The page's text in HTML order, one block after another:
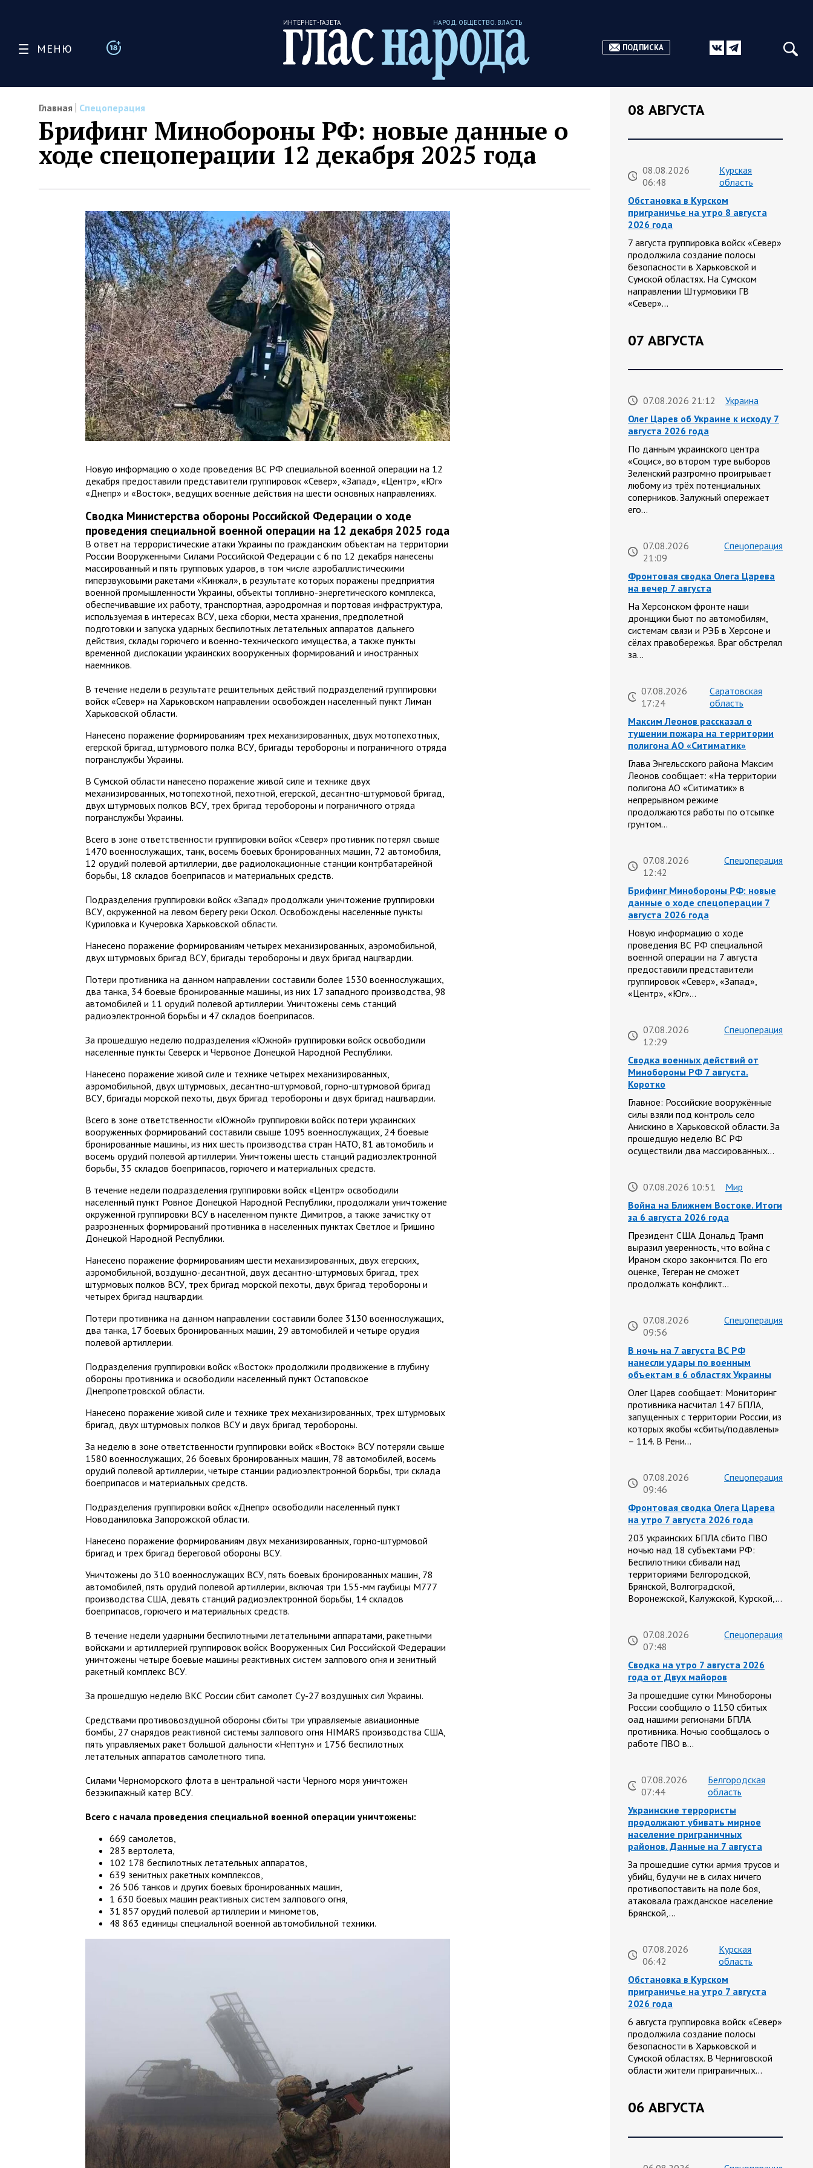
МЕНЮ
ИНТЕРНЕТ-ГАЗЕТА НАРОД. ОБЩЕСТВО. ВЛАСТЬ
ПОДПИСКА
Главная Спецоперация
Брифинг Минобороны РФ: новые данные о
ходе спецоперации 12 декабря 2025 года
Новую информацию о ходе проведения ВС РФ специальной военной операции на 12
декабря предоставили представители группировок «Север», «Запад», «Центр», «Юг»
«Днепр» и «Восток», ведущих военные действия на шести основных направлениях.
Сводка Министерства обороны Российской Федерации о ходе
проведения специальной военной операции на 12 декабря 2025 года
В ответ на террористические атаки Украины по гражданским объектам на территории
России Вооруженными Силами Российской Федерации с 6 по 12 декабря нанесены
массированный и пять групповых ударов, в том числе аэробаллистическими
гиперзвуковыми ракетами «Кинжал», в результате которых поражены предприятия
военной промышленности Украины, объекты топливно-энергетического комплекса,
обеспечивавшие их работу, транспортная, аэродромная и портовая инфраструктура,
используемая в интересах ВСУ, цеха сборки, места хранения, предполетной
подготовки и запуска ударных беспилотных летательных аппаратов дальнего
действия, склады горючего и военно-технического имущества, а также пункты
временной дислокации украинских вооруженных формирований и иностранных
наемников.
В течение недели в результате решительных действий подразделений группировки
войск «Север» на Харьковском направлении освобожден населенный пункт Лиман
Харьковской области.
Нанесено поражение формированиям трех механизированных, двух мотопехотных,
егерской бригад, штурмового полка ВСУ, бригады теробороны и пограничного отряда
погранслужбы Украины.
В Сумской области нанесено поражение живой силе и технике двух
механизированных, мотопехотной, пехотной, егерской, десантно-штурмовой бригад,
двух штурмовых полков ВСУ, трех бригад теробороны и пограничного отряда
погранслужбы Украины.
Всего в зоне ответственности группировки войск «Север» противник потерял свыше
1470 военнослужащих, танк, восемь боевых бронированных машин, 72 автомобиля,
12 орудий полевой артиллерии, две радиолокационные станции контрбатарейной
борьбы, 18 складов боеприпасов и материальных средств.
Подразделения группировки войск «Запад» продолжали уничтожение группировки
ВСУ, окруженной на левом берегу реки Оскол. Освобождены населенные пункты
Куриловка и Кучеровка Харьковской области.
Нанесено поражение формированиям четырех механизированных, аэромобильной,
двух штурмовых бригад ВСУ, бригады теробороны и двух бригад нацгвардии.
Потери противника на данном направлении составили более 1530 военнослужащих,
два танка, 34 боевые бронированные машины, из них 17 западного производства, 98
автомобилей и 11 орудий полевой артиллерии. Уничтожены семь станций
радиоэлектронной борьбы и 47 складов боеприпасов.
За прошедшую неделю подразделения «Южной» группировки войск освободили
населенные пункты Северск и Червоное Донецкой Народной Республики.
Нанесено поражение живой силе и технике четырех механизированных,
аэромобильной, двух штурмовых, десантно-штурмовой, горно-штурмовой бригад
ВСУ, бригады морской пехоты, двух бригад теробороны и двух бригад нацгвардии.
Всего в зоне ответственности «Южной» группировки войск потери украинских
вооруженных формирований составили свыше 1095 военнослужащих, 24 боевые
бронированные машины, из них шесть производства стран НАТО, 81 автомобиль и
восемь орудий полевой артиллерии. Уничтожены шесть станций радиоэлектронной
борьбы, 35 складов боеприпасов, горючего и материальных средств.
В течение недели подразделения группировки войск «Центр» освободили
населенный пункт Ровное Донецкой Народной Республики, продолжали уничтожение
окруженной группировки ВСУ в населенном пункте Димитров, а также зачистку от
разрозненных формирований противника в населенных пунктах Светлое и Гришино
Донецкой Народной Республики.
Нанесено поражение формированиям шести механизированных, двух егерских,
аэромобильной, воздушно-десантной, двух десантно-штурмовых бригад, трех
штурмовых полков ВСУ, трех бригад морской пехоты, двух бригад теробороны и
четырех бригад нацгвардии.
Потери противника на данном направлении составили более 3130 военнослужащих,
два танка, 17 боевых бронированных машин, 29 автомобилей и четыре орудия
полевой артиллерии.
Подразделения группировки войск «Восток» продолжили продвижение в глубину
обороны противника и освободили населенный пункт Остаповское
Днепропетровской области.
Нанесено поражение живой силе и технике трех механизированных, трех штурмовых
бригад, двух штурмовых полков ВСУ и двух бригад теробороны.
За неделю в зоне ответственности группировки войск «Восток» ВСУ потеряли свыше
1580 военнослужащих, 26 боевых бронированных машин, 78 автомобилей, восемь
орудий полевой артиллерии, четыре станции радиоэлектронной борьбы, три склада
боеприпасов и материальных средств.
Подразделения группировки войск «Днепр» освободили населенный пункт
Новоданиловка Запорожской области.
Нанесено поражение формированиям двух механизированных, горно-штурмовой
бригад и трех бригад береговой обороны ВСУ.
Уничтожены до 310 военнослужащих ВСУ, пять боевых бронированных машин, 78
автомобилей, пять орудий полевой артиллерии, включая три 155-мм гаубицы М777
производства США, девять станций радиоэлектронной борьбы, 14 складов
боеприпасов, горючего и материальных средств.
В течение недели ударными беспилотными летательными аппаратами, ракетными
войсками и артиллерией группировок войск Вооруженных Сил Российской Федерации
уничтожены четыре боевые машины реактивных систем залпового огня и зенитный
ракетный комплекс ВСУ.
За прошедшую неделю ВКС России сбит самолет Су-27 воздушных сил Украины.
Средствами противовоздушной обороны сбиты три управляемые авиационные
бомбы, 27 снарядов реактивной системы залпового огня HIMARS производства США,
пять управляемых ракет большой дальности «Нептун» и 1756 беспилотных
летательных аппаратов самолетного типа.
Силами Черноморского флота в центральной части Черного моря уничтожен
безэкипажный катер ВСУ.
Всего с начала проведения специальной военной операции уничтожены:
669 самолетов,
283 вертолета,
102 178 беспилотных летательных аппаратов,
639 зенитных ракетных комплексов,
26 506 танков и других боевых бронированных машин,
1 630 боевых машин реактивных систем залпового огня,
31 857 орудий полевой артиллерии и минометов,
48 863 единицы специальной военной автомобильной техники.
08 АВГУСТА
08.08.2026
06:48
Курская
область
Обстановка в Курском
приграничье на утро 8 августа
2026 года
7 августа группировка войск «Север»
продолжила создание полосы
безопасности в Харьковской и
Сумской областях. На Сумском
направлении Штурмовики ГВ
«Север»…
07 АВГУСТА
07.08.2026 21:12
Украина
Олег Царев об Украине к исходу 7
августа 2026 года
По данным украинского центра
«Социс», во втором туре выборов
Зеленский разгромно проигрывает
любому из трёх потенциальных
соперников. Залужный опережает
его…
07.08.2026
21:09
Спецоперация
Фронтовая сводка Олега Царева
на вечер 7 августа
На Херсонском фронте наши
дронщики бьют по автомобилям,
системам связи и РЭБ в Херсоне и
сёлах правобережья. Враг обстрелял
за…
07.08.2026
17:24
Саратовская
область
Максим Леонов рассказал о
тушении пожара на территории
полигона АО «Ситиматик»
Глава Энгельсского района Максим
Леонов сообщает: «На территории
полигона АО «Ситиматик» в
непрерывном режиме
продолжаются работы по отсыпке
грунтом…
07.08.2026
12:42
Спецоперация
Брифинг Минобороны РФ: новые
данные о ходе спецоперации 7
августа 2026 года
Новую информацию о ходе
проведения ВС РФ специальной
военной операции на 7 августа
предоставили представители
группировок «Север», «Запад»,
«Центр», «Юг»…
07.08.2026
12:29
Спецоперация
Сводка военных действий от
Минобороны РФ 7 августа.
Коротко
Главное: Российские вооружённые
силы взяли под контроль село
Анискино в Харьковской области. За
прошедшую неделю ВС РФ
осуществили два массированных…
07.08.2026 10:51
Мир
Война на Ближнем Востоке. Итоги
за 6 августа 2026 года
Президент США Дональд Трамп
выразил уверенность, что война с
Ираном скоро закончится. По его
оценке, Тегеран не сможет
продолжать конфликт…
07.08.2026
09:56
Спецоперация
В ночь на 7 августа ВС РФ
нанесли удары по военным
объектам в 6 областях Украины
Олег Царев сообщает: Мониторинг
противника насчитал 147 БПЛА,
запущенных с территории России, из
которых якобы «сбиты/подавлены»
– 114. В Рени…
07.08.2026
09:46
Спецоперация
Фронтовая сводка Олега Царева
на утро 7 августа 2026 года
203 украинских БПЛА сбито ПВО
ночью над 18 субъектами РФ:
Беспилотники сбивали над
территориями Белгородской,
Брянской, Волгоградской,
Воронежской, Калужской, Курской,…
07.08.2026
07:48
Спецоперация
Сводка на утро 7 августа 2026
года от Двух майоров
За прошедшие сутки Минобороны
России сообщило о 1150 сбитых
оад нашими регионами БПЛА
противника. Ночью сообщалось о
работе ПВО в…
07.08.2026
07:44
Белгородская
область
Украинские террористы
продолжают убивать мирное
население приграничных
районов. Данные на 7 августа
За прошедшие сутки армия трусов и
убийц, будучи не в силах ничего
противопоставить на поле боя,
атаковала гражданское население
Брянской,…
07.08.2026
06:42
Курская
область
Обстановка в Курском
приграничье на утро 7 августа
2026 года
6 августа группировка войск «Север»
продолжила создание полосы
безопасности в Харьковской и
Сумской областях. В Черниговской
области жители приграничных…
06 АВГУСТА